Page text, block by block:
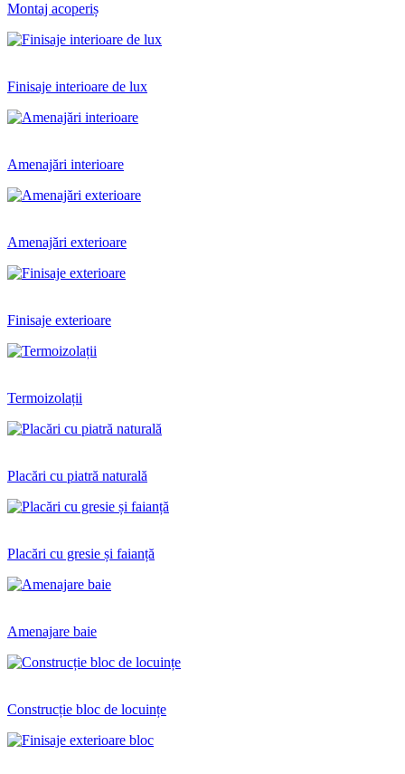
Montaj acoperiș
Finisaje interioare de lux
Amenajări interioare
Amenajări exterioare
Finisaje exterioare
Termoizolații
Placări cu piatră naturală
Placări cu gresie și faianță
Amenajare baie
Construcție bloc de locuințe